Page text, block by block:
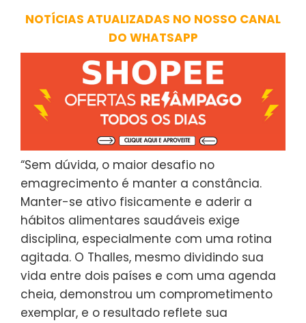
NOTÍCIAS ATUALIZADAS NO NOSSO CANAL
DO WHATSAPP
“Sem dúvida, o maior desafio no
emagrecimento é manter a constância.
Manter-se ativo fisicamente e aderir a
hábitos alimentares saudáveis exige
disciplina, especialmente com uma rotina
agitada. O Thalles, mesmo dividindo sua
vida entre dois países e com uma agenda
cheia, demonstrou um comprometimento
exemplar, e o resultado reflete sua